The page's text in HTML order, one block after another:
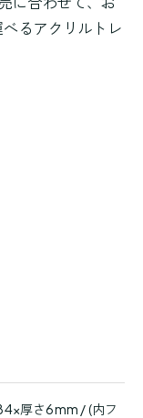
るアクリルトレ
厚さ6mm / (内フ